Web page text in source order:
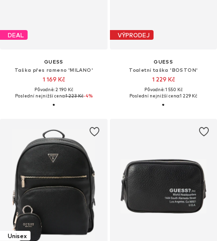
DEAL
GUESS
Taška přes rameno 'MILANO'
1 169 Kč
Původně: 2 190 Kč
Poslední nejnižší cena:1 223 Kč-4%
VÝPRODEJ
GUESS
Toaletní taška 'BOSTON'
1 229 Kč
Původně: 1 550 Kč
Poslední nejnižší cena:1 229 Kč
Unisex